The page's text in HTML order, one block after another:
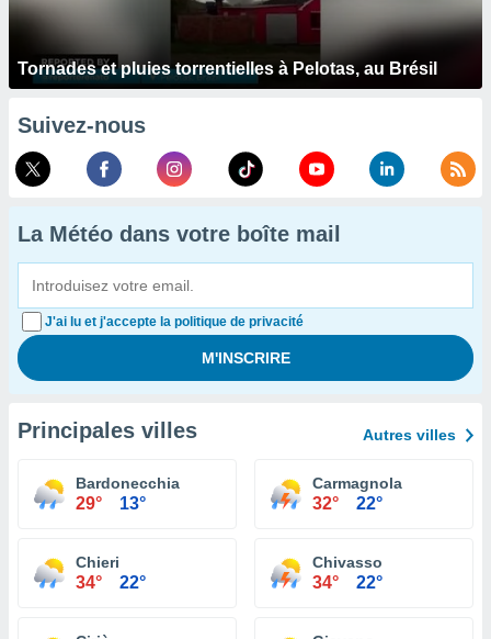
Tornades et pluies torrentielles à Pelotas, au Brésil
Suivez-nous
La Météo dans votre boîte mail
J'ai lu et j'accepte la politique de privacité
Principales villes Autres villes
Bardonecchia
29° 13°
Carmagnola
32° 22°
Chieri
34° 22°
Chivasso
34° 22°